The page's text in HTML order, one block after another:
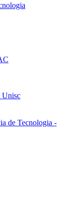
Unisc
de Tecnologia -